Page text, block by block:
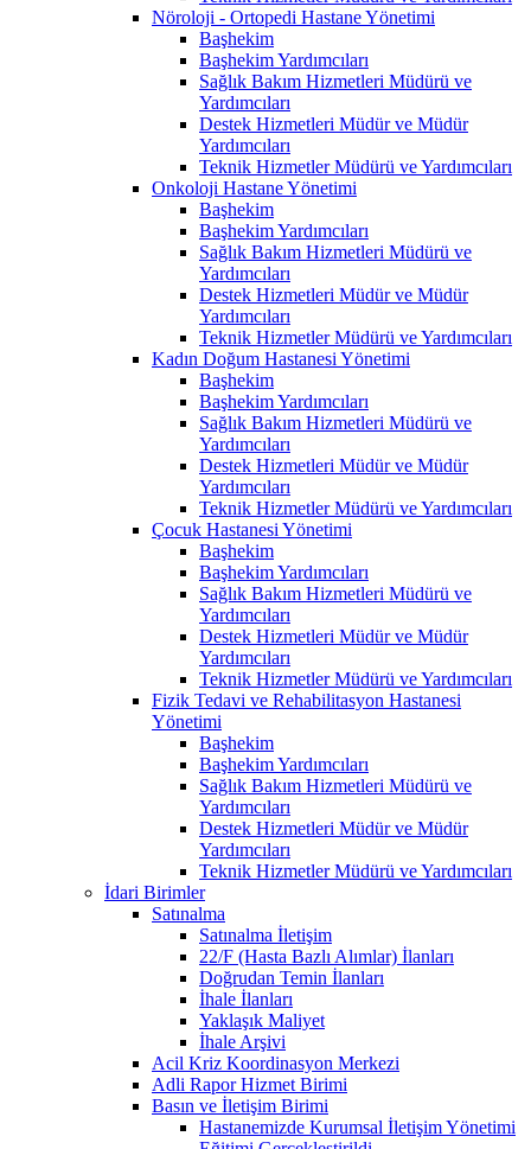
Nöroloji - Ortopedi Hastane Yönetimi
Başhekim
Başhekim Yardımcıları
Sağlık Bakım Hizmetleri Müdürü ve
Yardımcıları
Destek Hizmetleri Müdür ve Müdür
Yardımcıları
Teknik Hizmetler Müdürü ve Yardımcıları
Onkoloji Hastane Yönetimi
Başhekim
Başhekim Yardımcıları
Sağlık Bakım Hizmetleri Müdürü ve
Yardımcıları
Destek Hizmetleri Müdür ve Müdür
Yardımcıları
Teknik Hizmetler Müdürü ve Yardımcıları
Kadın Doğum Hastanesi Yönetimi
Başhekim
Başhekim Yardımcıları
Sağlık Bakım Hizmetleri Müdürü ve
Yardımcıları
Destek Hizmetleri Müdür ve Müdür
Yardımcıları
Teknik Hizmetler Müdürü ve Yardımcıları
Çocuk Hastanesi Yönetimi
Başhekim
Başhekim Yardımcıları
Sağlık Bakım Hizmetleri Müdürü ve
Yardımcıları
Destek Hizmetleri Müdür ve Müdür
Yardımcıları
Teknik Hizmetler Müdürü ve Yardımcıları
Fizik Tedavi ve Rehabilitasyon Hastanesi
Yönetimi
Başhekim
Başhekim Yardımcıları
Sağlık Bakım Hizmetleri Müdürü ve
Yardımcıları
Destek Hizmetleri Müdür ve Müdür
Yardımcıları
Teknik Hizmetler Müdürü ve Yardımcıları
İdari Birimler
Satınalma
Satınalma İletişim
22/F (Hasta Bazlı Alımlar) İlanları
Doğrudan Temin İlanları
İhale İlanları
Yaklaşık Maliyet
İhale Arşivi
Acil Kriz Koordinasyon Merkezi
Adli Rapor Hizmet Birimi
Basın ve İletişim Birimi
Hastanemizde Kurumsal İletişim Yönetimi